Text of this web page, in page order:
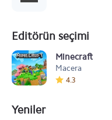
Editörün seçimi
Minecraft
Macera
4.3
Yeniler